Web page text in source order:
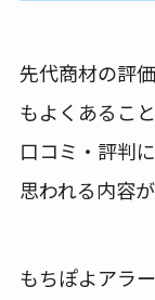
先代商材の評
もよくあるこ
口コミ・評判
思われる内容
もちぽよアラ